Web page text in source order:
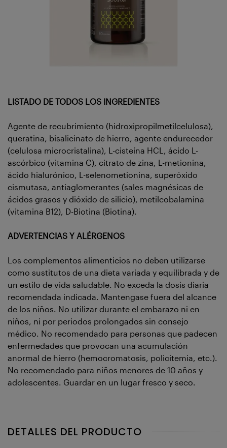
LISTADO DE TODOS LOS INGREDIENTES
Agente de recubrimiento (hidroxipropilmetilcelulosa),
queratina, bisalicinato de hierro, agente endurecedor
(celulosa microcristalina), L-cisteína HCL, ácido L-
ascórbico (vitamina C), citrato de zina, L-metionina,
ácido hialurónico, L-selenometionina, superóxido
cismutasa, antiaglomerantes (sales magnésicas de
ácidos grasos y dióxido de silicio), metilcobalamina
(vitamina B12), D-Biotina (Biotina).
ADVERTENCIAS Y ALÉRGENOS
Los complementos alimenticios no deben utilizarse
como sustitutos de una dieta variada y equilibrada y de
un estilo de vida saludable. No exceda la dosis diaria
recomendada indicada. Mantengase fuera del alcance
de los niños. No utilizar durante el embarazo ni en
niños, ni por periodos prolongados sin consejo
médico. No recomendado para personas que padecen
enfermedades que provocan una acumulación
anormal de hierro (hemocromatosis, policitemia, etc.).
No recomendado para niños menores de 10 años y
adolescentes. Guardar en un lugar fresco y seco.
DETALLES DEL PRODUCTO